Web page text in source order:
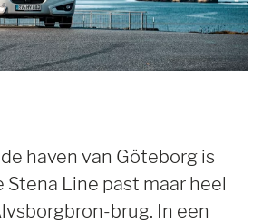
haven van Göteborg is
Stena Line past maar heel
brug. In een